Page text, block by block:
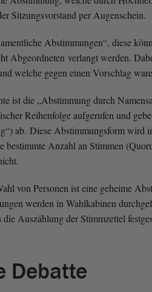
Sitzungsvorstand per Augenschein.
Abstimmungen“, diese
Abgeordneten verlangt werden.
welche gegen einen Vorschlag
ist die „Abstimmung durch
Reihenfolge aufgerufen und
ab. Diese Abstimmungsform wird
bestimmte Anzahl an Stimmen
von Personen ist eine geheime
werden in Wahlkabinen
Auszählung der Stimmzettel
Debatte